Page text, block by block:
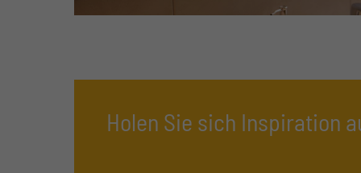
Holen Sie sich Inspiration